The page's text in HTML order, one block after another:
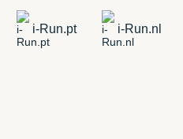
i-Run.pt i-Run.nl